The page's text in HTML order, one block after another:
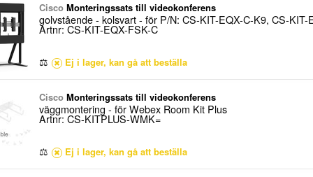
Cisco Monteringssats till videokonferens
golvstående - kolsvart - för P/N: CS-KIT-EQX-C-K9, CS-
Artnr: CS-KIT-EQX-FSK-C
⚖ Ej i lager, kan gå att beställa
Cisco Monteringssats till videokonferens
väggmontering - för Webex Room Kit Plus
Artnr: CS-KITPLUS-WMK=
⚖ Ej i lager, kan gå att beställa